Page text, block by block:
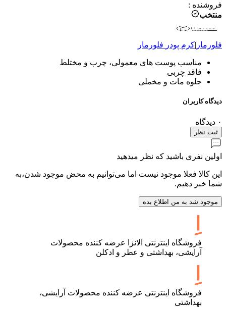
فروشنده :
منتخب
فلورمار |کرم پودر فلورمار
مناسب پوست های معمولی، چرب و مختلط
فاقد چربی
جلوه مات و مخملی
دیدگاه کاربران
۰ دیدگاه
ثبت نظر
اولین نفری باشید که نظر میدهید
این کالا فعلا موجود نیست اما می‌توانیم به محض موجود شدن،به
شما خبر دهیم.
موجود شد به من اطلاع بده
فروشگاه اینترنتی الانزا عرضه کننده محصولات
آرایشی، بهداشتی و عطر و ادکلن
فروشگاه اینترنتی عرضه کننده محصولات آرایشی،
بهداشتی